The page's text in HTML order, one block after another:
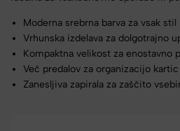
Moderna srebrna barva za vsak stil
Vrhunska izdelava za dolgotrajno
Kompaktna velikost za enostavno
Več predalov za organizacijo
Zanesljiva zapirala za zaščito